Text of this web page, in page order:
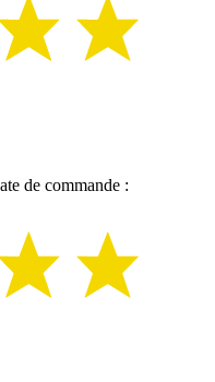
de commande :